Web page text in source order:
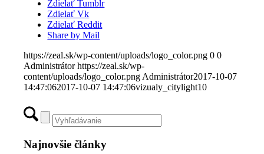
Zdielať Tumblr
Zdielať Vk
Zdielať Reddit
Share by Mail
https://zeal.sk/wp-content/uploads/logo_color.png 0 0
Administrátor https://zeal.sk/wp-
content/uploads/logo_color.png Administrátor2017-10-07
14:47:062017-10-07 14:47:06vizualy_citylight10
Najnovšie články